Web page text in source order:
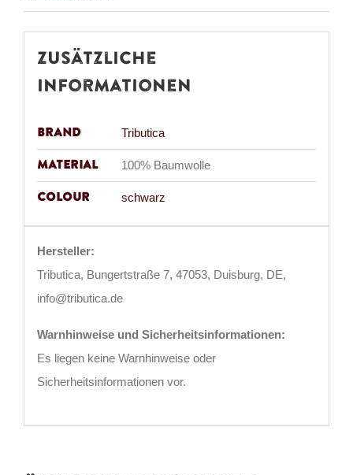
Zusätzliche
Informationen
Brand Tributica
Material 100% Baumwolle
Colour schwarz
Hersteller:
Tributica, Bungertstraße 7, 47053, Duisburg, DE,
info@tributica.de
Warnhinweise und Sicherheitsinformationen:
Es liegen keine Warnhinweise oder
Sicherheitsinformationen vor.